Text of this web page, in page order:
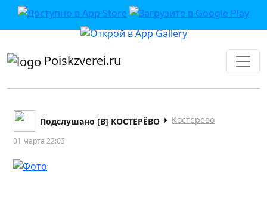
приложении или в VK">
Poiskzverei.ru
Подслушано [В] КОСТЕРЁВО Костерево
01 марта 22:03